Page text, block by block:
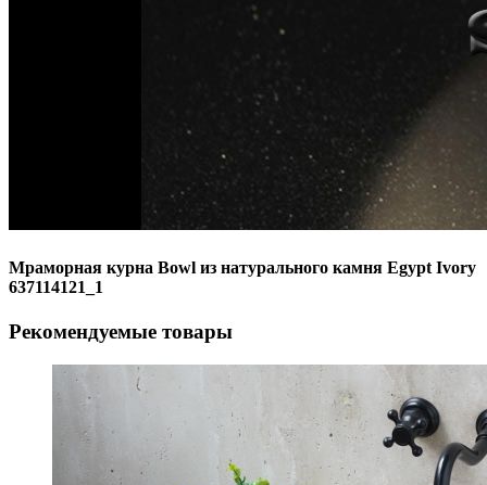
Мраморная курна Bowl из натурального камня Egypt Ivory
637114121_1
Рекомендуемые товары